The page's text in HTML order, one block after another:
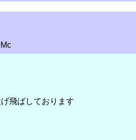
飛ばしております